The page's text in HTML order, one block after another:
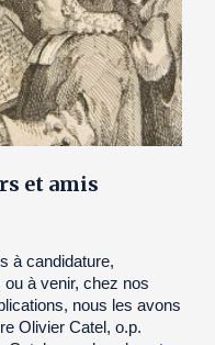
et amis
à candidature,
à venir, chez nos
nous les avons
Olivier Catel, o.p.